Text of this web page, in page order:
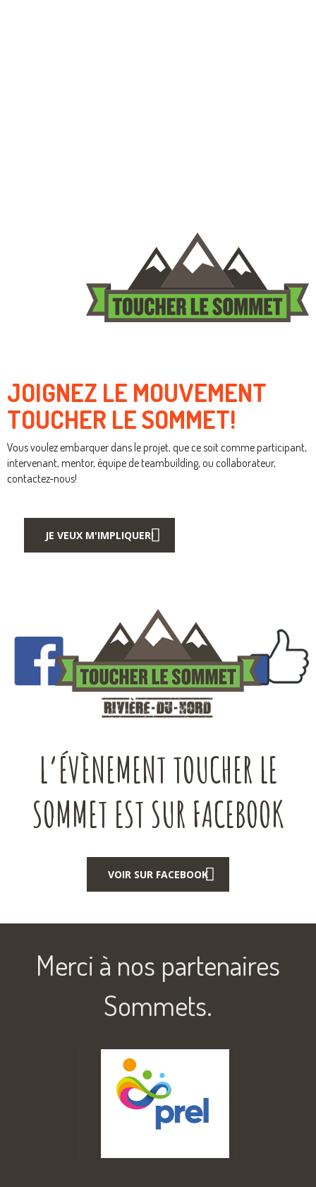
JOIGNEZ LE MOUVEMENT
TOUCHER LE SOMMET!
Vous voulez embarquer dans le projet, que ce soit comme participant,
intervenant, mentor, équipe de teambuilding, ou collaborateur,
contactez-nous!
JE VEUX M'IMPLIQUER!
L’ÉVÈNEMENT TOUCHER LE
SOMMET EST SUR FACEBOOK
VOIR SUR FACEBOOK
Merci à nos partenaires
Sommets.